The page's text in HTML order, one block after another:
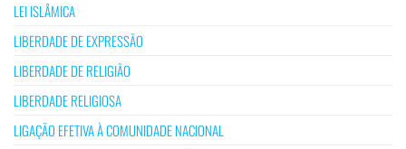
LEI ISLÂMICA
LIBERDADE DE EXPRESSÃO
LIBERDADE DE RELIGIÃO
LIBERDADE RELIGIOSA
LIGAÇÃO EFETIVA À COMUNIDADE NACIONAL